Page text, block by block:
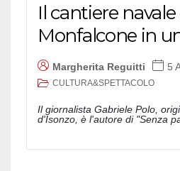
Il cantiere navale
Monfalcone in
Margherita Reguitti 5
CULTURA&SPETTACOLO
Il giornalista Gabriele Polo,
d'Isonzo, è l'autore di "Senza